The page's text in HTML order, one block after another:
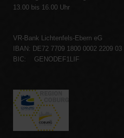
13.00 bis 16.00 Uhr
VR-Bank Lichtenfels-Ebern eG
IBAN: DE72 7709 1800 0002 2209 03
BIC: GENODEF1LIF